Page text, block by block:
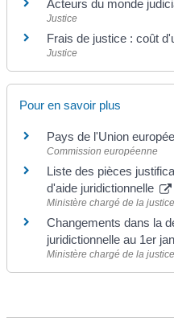
Acteurs du monde
Justice
Frais de justice : coût
Justice
Pour en savoir plus
Pays de l'Union
Commission européenne
Liste des pièces
d'aide juridictionnelle
Ministère chargé de la justice
Changements dans la
juridictionnelle au 1er
Ministère chargé de la justice